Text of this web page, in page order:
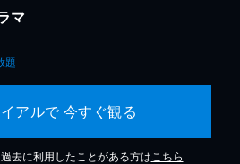
マ
題
アルで 今すぐ観る
去に利用したことがある方は こちら